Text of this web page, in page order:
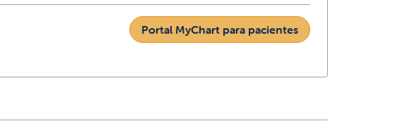
Portal MyChart para pacientes